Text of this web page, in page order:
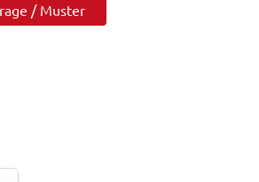
/ Muster